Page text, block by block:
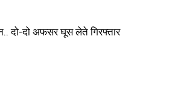
दो-दो अफसर घूस लेते गिरफ्तार